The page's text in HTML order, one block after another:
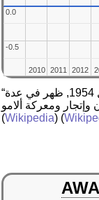
2010
2010 2012
2012
2011
2011
-0.5
-0.5
0.0
0.0
“دينيس كويد ‏ ممثل أمريكي من مواليد 9 أبريل 1954, ظهر في عدة
(Wikipedia) (